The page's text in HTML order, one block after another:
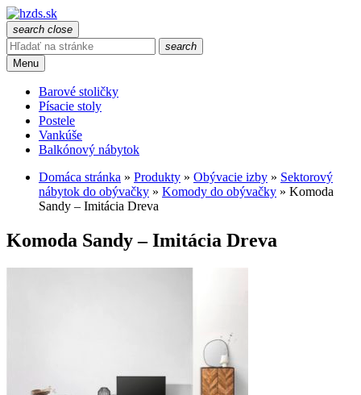
search close
search
Menu
Barové stoličky
Písacie stoly
Postele
Vankúše
Balkónový nábytok
Domáca stránka » Produkty » Obývacie izby » Sektorový
nábytok do obývačky » Komody do obývačky » Komoda
Sandy – Imitácia Dreva
Komoda Sandy – Imitácia Dreva